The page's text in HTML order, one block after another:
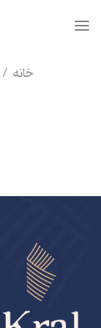
خانه /